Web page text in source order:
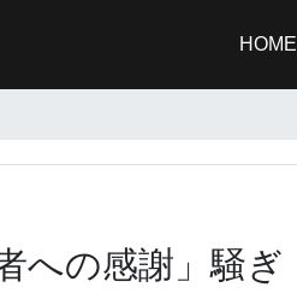
HOME
への感謝」騒ぎ